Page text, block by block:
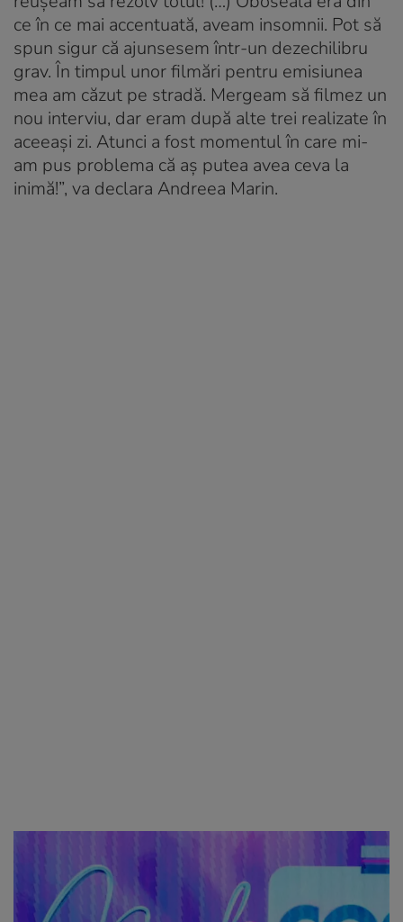
ce în ce mai accentuată, aveam insomnii. Pot să
spun sigur că ajunsesem într-un dezechilibru
grav. În timpul unor filmări pentru emisiunea
mea am căzut pe stradă. Mergeam să filmez un
nou interviu, dar eram după alte trei realizate în
aceeași zi. Atunci a fost momentul în care mi-
am pus problema că aș putea avea ceva la
inimă!”, va declara Andreea Marin.